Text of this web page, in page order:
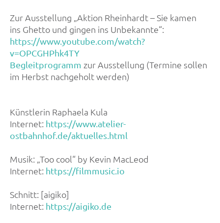
Zur Ausstellung „Aktion Rheinhardt – Sie kamen
ins Ghetto und gingen ins Unbekannte“:
https://www.youtube.com/watch?
v=OPCGHPhk4TY
Begleitprogramm zur Ausstellung (Termine sollen
im Herbst nachgeholt werden)
Künstlerin Raphaela Kula
Internet: https://www.atelier-
ostbahnhof.de/aktuelles.html
Musik: „Too cool“ by Kevin MacLeod
Internet: https://filmmusic.io
Schnitt: [aigiko]
Internet: https://aigiko.de